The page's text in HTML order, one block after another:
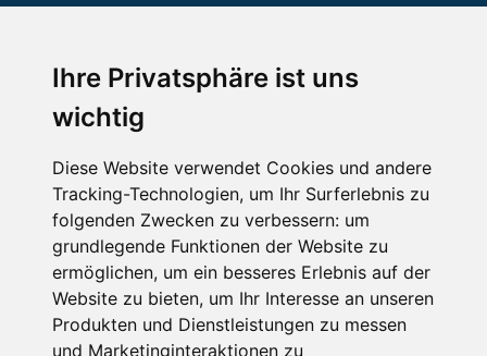
Ihre Privatsphäre ist uns
wichtig
Diese Website verwendet Cookies und andere
Tracking-Technologien, um Ihr Surferlebnis zu
folgenden Zwecken zu verbessern: um
grundlegende Funktionen der Website zu
ermöglichen, um ein besseres Erlebnis auf der
Website zu bieten, um Ihr Interesse an unseren
Produkten und Dienstleistungen zu messen
und Marketinginteraktionen zu
Die Schneehoehen Ski APP für iOS und Android - Ein
Muss für alle Wintersportler und Schneefreaks!
Impressum
Datenschutz